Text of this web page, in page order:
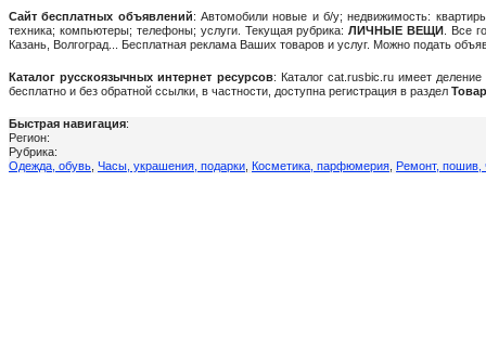
Сайт бесплатных объявлений: Автомобили новые и б/у; недвижимость:
техника; компьютеры; телефоны; услуги. Текущая рубрика:ЛИЧНЫЕ ВЕЩИ . Все
Казань, Волгоград... Бесплатная реклама Ваших товаров и услуг. Можно подать
Каталог русскоязычных интернет ресурсов: Каталог cat.rusbic.ru имеет
бесплатно и без обратной ссылки, в частности, доступна регистрация в раздел
Быстрая навигация:
Регион:
Рубрика:
Одежда, обувь Часы, украшения, подарки Косметика, парфюмерия Ремонт, пошив,